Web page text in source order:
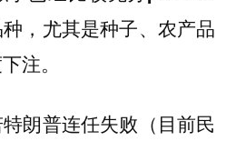
，尤其是种子、农产品
注。
朗普连任失败（目前民